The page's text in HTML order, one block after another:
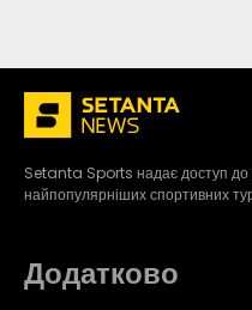
Setanta Sports надає доступ до
найпопулярніших спортивних
Додатково